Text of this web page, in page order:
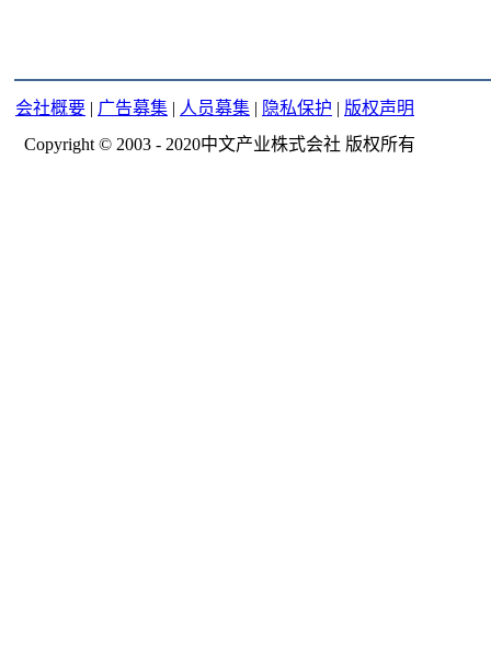
会社概要 | 广告募集 | 人员募集 | 隐私保护 | 版权声明
Copyright © 2003 - 2020中文产业株式会社 版权所有